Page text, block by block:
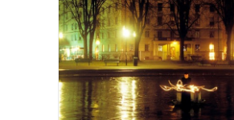
Yann Toma - 2008 Karlaplan,
420 Sunday 2nd of March 100 x